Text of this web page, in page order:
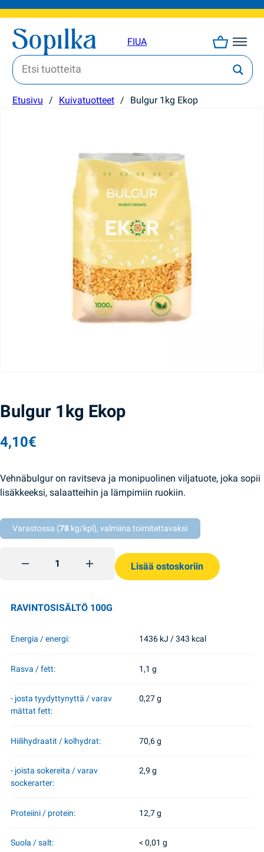
FIUA
Etusivu / Kuivatuotteet / Bulgur 1kg Ekop
Bulgur 1kg Ekop
4,10€
Vehnäbulgur on ravitseva ja monipuolinen viljatuote, joka sopii
lisäkkeeksi, salaatteihin ja lämpimiin ruokiin.
Varastossa (78 kg/kpl), valmiina toimitettavaksi
Lisää ostoskoriin
RAVINTOSISÄLTÖ 100G
Energia / energi: 1436 kJ / 343 kcal
Rasva / fett: 1,1 g
- josta tyydyttynyttä / varav
mättat fett:
0,27 g
Hiilihydraatit / kolhydrat: 70,6 g
- joista sokereita / varav
sockerarter:
2,9 g
Proteiini / protein: 12,7 g
Suola / salt: < 0,01 g